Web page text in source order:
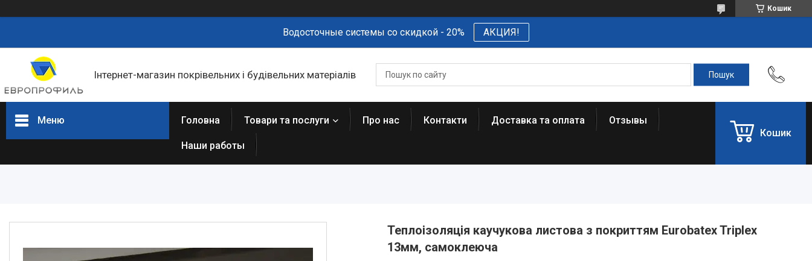
Кошик
Водосточные системы со скидкой - 20% АКЦИЯ!
Інтернет-магазин покрівельних і будівельних матеріалів
Меню
Представництва та філіали
Головна Товари та послуги Про нас Контакти Доставка та оплата Отзывы
Наши работы
Кошик
Теплоізоляція каучукова листова з покриттям Eurobatex Triplex
13мм, самоклеюча